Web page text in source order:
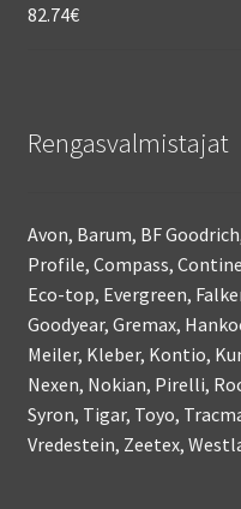
82.74€
Rengasvalmistajat
Avon, Barum, BF
Profile, Compass,
Eco-top, Evergreen,
Goodyear, Gremax,
Meiler, Kleber, Kontio,
Nexen, Nokian, Pirelli,
Syron, Tigar, Toyo,
Vredestein, Zeetex,